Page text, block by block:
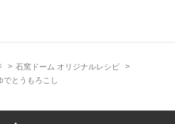
石窯ドーム オリジナルレシピ
でとうもろこし